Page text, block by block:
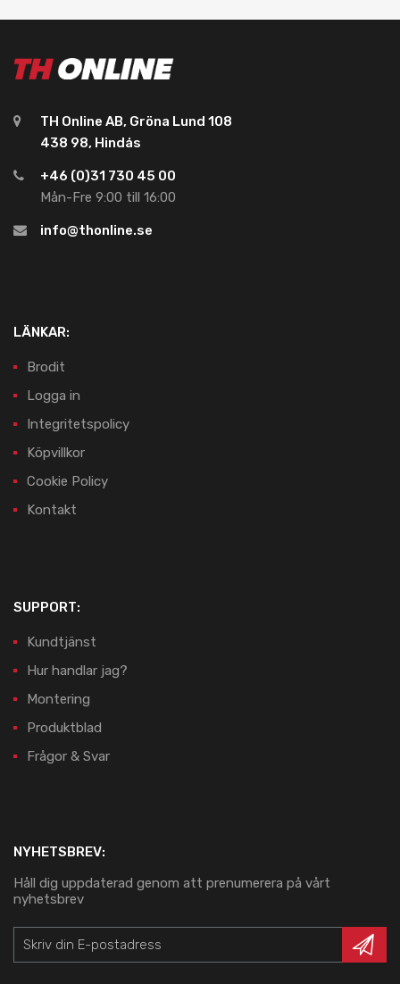
TH Online AB, Gröna Lund 108
438 98, Hindås
+46 (0)31 730 45 00
Mån-Fre 9:00 till 16:00
info@thonline.se
LÄNKAR:
Brodit
Logga in
Integritetspolicy
Köpvillkor
Cookie Policy
Kontakt
SUPPORT:
Kundtjänst
Hur handlar jag?
Montering
Produktblad
Frågor & Svar
NYHETSBREV:
Håll dig uppdaterad genom att prenumerera på vårt
nyhetsbrev